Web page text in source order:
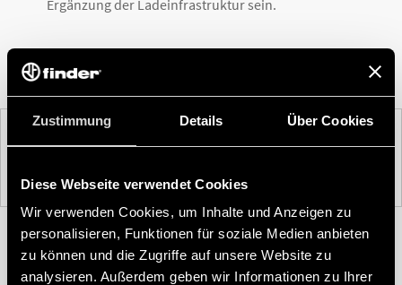
Zustimmung Details Über Cookies
Diese Webseite verwendet Cookies
Wir verwenden Cookies, um Inhalte und Anzeigen zu
personalisieren, Funktionen für soziale Medien anbieten
zu können und die Zugriffe auf unsere Website zu
analysieren. Außerdem geben wir Informationen zu Ihrer
Ergänzung der Ladeinfrastruktur sein.